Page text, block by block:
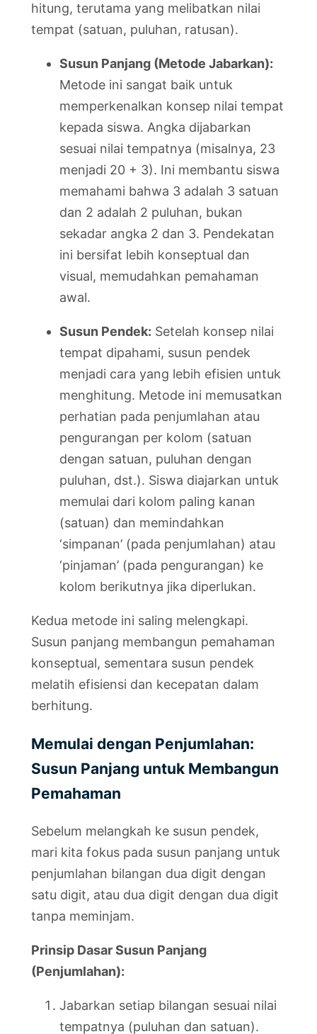
hitung, terutama yang melibatkan nilai
tempat (satuan, puluhan, ratusan).
Susun Panjang (Metode Jabarkan):
Metode ini sangat baik untuk
memperkenalkan konsep nilai tempat
kepada siswa. Angka dijabarkan
sesuai nilai tempatnya (misalnya, 23
menjadi 20 + 3). Ini membantu siswa
memahami bahwa 3 adalah 3 satuan
dan 2 adalah 2 puluhan, bukan
sekadar angka 2 dan 3. Pendekatan
ini bersifat lebih konseptual dan
visual, memudahkan pemahaman
awal.
Susun Pendek: Setelah konsep nilai
tempat dipahami, susun pendek
menjadi cara yang lebih efisien untuk
menghitung. Metode ini memusatkan
perhatian pada penjumlahan atau
pengurangan per kolom (satuan
dengan satuan, puluhan dengan
puluhan, dst.). Siswa diajarkan untuk
memulai dari kolom paling kanan
(satuan) dan memindahkan
‘simpanan’ (pada penjumlahan) atau
‘pinjaman’ (pada pengurangan) ke
kolom berikutnya jika diperlukan.
Kedua metode ini saling melengkapi.
Susun panjang membangun pemahaman
konseptual, sementara susun pendek
melatih efisiensi dan kecepatan dalam
berhitung.
Memulai dengan Penjumlahan:
Susun Panjang untuk Membangun
Pemahaman
Sebelum melangkah ke susun pendek,
mari kita fokus pada susun panjang untuk
penjumlahan bilangan dua digit dengan
satu digit, atau dua digit dengan dua digit
tanpa meminjam.
Prinsip Dasar Susun Panjang
(Penjumlahan):
Jabarkan setiap bilangan sesuai nilai
tempatnya (puluhan dan satuan).